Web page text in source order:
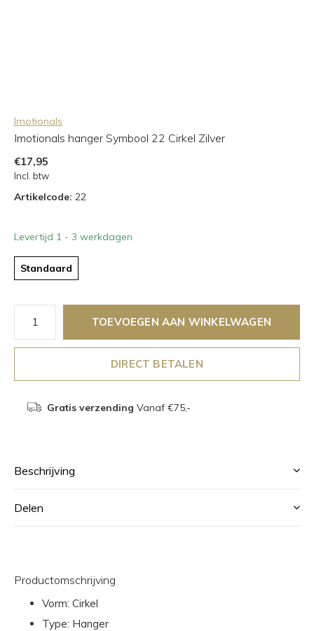
Imotionals
Imotionals hanger Symbool 22 Cirkel Zilver
€17,95
Incl. btw
Artikelcode: 22
Levertijd 1 - 3 werkdagen
Standaard
TOEVOEGEN AAN WINKELWAGEN
DIRECT BETALEN
Gratis verzending Vanaf €75,-
Beschrijving
Delen
Productomschrijving
Vorm: Cirkel
Type: Hanger